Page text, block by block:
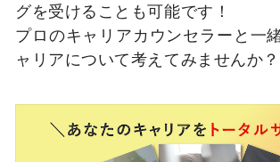
グを受けることも可能です！
プロのキャリアカウンセラーと一
ャリアについて考えてみませんか？